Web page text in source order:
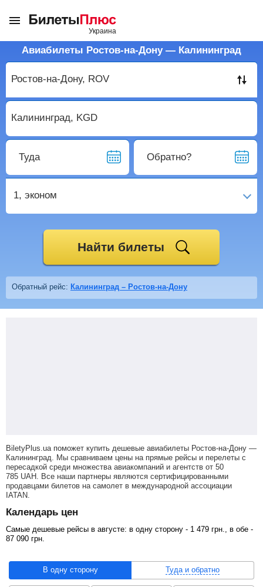
Авиабилеты Ростов-на-Дону — Калининград
Туда Обратно?
1, эконом
Найти билеты
Обратный рейс: Калининград – Ростов-на-Дону
BiletyPlus.ua поможет купить дешевые авиабилеты Ростов-на-Дону —
Калининград. Мы сравниваем цены на прямые рейсы и перелеты с
пересадкой среди множества авиакомпаний и агентств от 50
785 UAH . Все наши партнеры являются сертифицированными
продавцами билетов на самолет в международной ассоциации
IATAN.
Календарь цен
Самые дешевые рейсы в августе: в одну сторону - 1 479 грн ., в обе -
87 090 грн
В одну сторону Туда и обратно